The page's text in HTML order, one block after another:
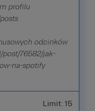
profilu
odcinków
post/76582/jak-
na-spotify
Limit: 15